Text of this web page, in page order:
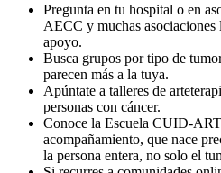
Pregunta en tu hospital o en
AECC y muchas asociaciones
apoyo.
Busca grupos por tipo de
parecen más a la tuya.
Apúntate a talleres de
personas con cáncer.
Conoce la Escuela CUID-
acompañamiento, que nace
la persona entera, no solo el